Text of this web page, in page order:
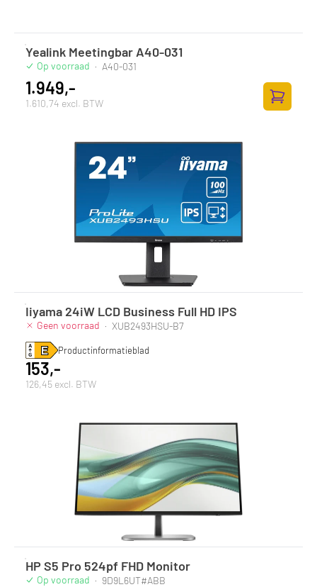
Yealink Meetingbar A40-031
Op voorraad · A40-031
1.949,-
1.610,74 excl. BTW
Zum
Iiyama 24iW LCD Business Full HD IPS
Geen voorraad · XUB2493HSU-B7
Productinformatieblad
153,-
126,45 excl. BTW
HP S5 Pro 524pf FHD Monitor
Op voorraad · 9D9L6UT#ABB